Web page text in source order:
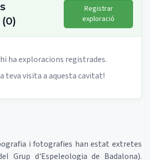
(0)
Registrar
exploració
ha exploracions registrades.
teva visita a aquesta cavitat!
i fotografies han estat extretes
Grup d'Espeleologia de Badalona).